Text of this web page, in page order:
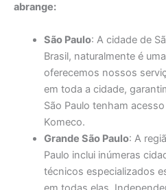
abrange:
São Paulo: A cidade de
Brasil, naturalmente é
oferecemos nossos
em toda a cidade,
São Paulo tenham
Komeco.
Grande São Paulo: A
Paulo inclui inúmeras
técnicos especializados